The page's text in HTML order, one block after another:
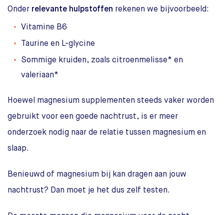
Onder relevante hulpstoffen rekenen we bijvoorbeeld:
Vitamine B6
Taurine en L-glycine
Sommige kruiden, zoals citroenmelisse* en
valeriaan*
Hoewel magnesium supplementen steeds vaker worden
gebruikt voor een goede nachtrust, is er meer
onderzoek nodig naar de relatie tussen magnesium en
slaap.
Benieuwd of magnesium bij kan dragen aan jouw
nachtrust? Dan moet je het dus zelf testen.